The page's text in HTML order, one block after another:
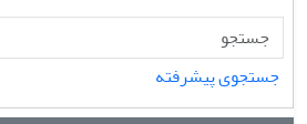
جستجوی پیشرفته